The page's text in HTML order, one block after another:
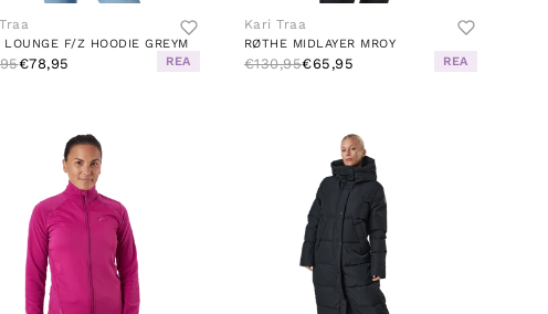
LOUNGE F/Z HOODIE GREYM
€78,95 REA
Kari Traa
RØTHE MIDLAYER MROY
€130,95€65,95 REA